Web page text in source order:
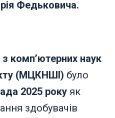
Федьковича.
комп’ютерних наук
(МЦКНШІ) було
2025 рокуяк
здобувачів